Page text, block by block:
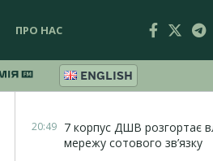
ПРО НАС
ENGLISH
20:49 7 корпус ДШВ розгортає
мережу сотового зв’язку